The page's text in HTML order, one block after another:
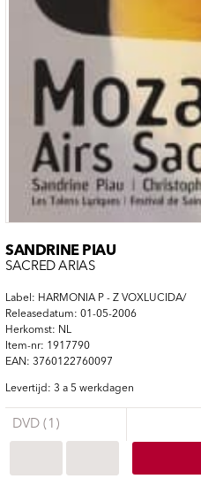
SANDRINE PIAU
SACRED ARIAS
Label: HARMONIA P - Z VOXLUCIDA/
Releasedatum: 01-05-2006
Herkomst: NL
Item-nr: 1917790
EAN: 3760122760097
Levertijd: 3 a 5 werkdagen
DVD (1)